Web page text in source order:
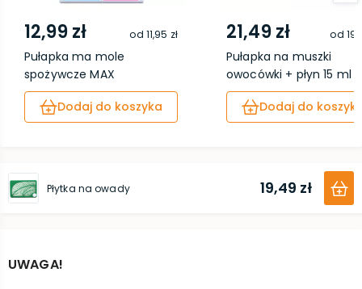
12,99 zł od 11,95 zł
Pułapka ma mole
spożywcze MAX
Dodaj do koszyka
21,49 zł od
Pułapka na muszki
owocówki + płyn 15 ml
Dodaj do
Płytka na owady 19,49 zł
UWAGA!